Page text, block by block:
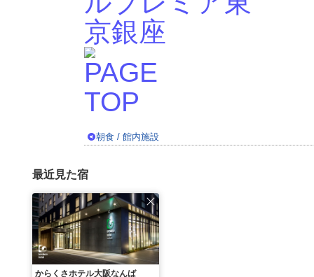
朝食 / 館内施設
最近見た宿
からくさホテル大阪なんば